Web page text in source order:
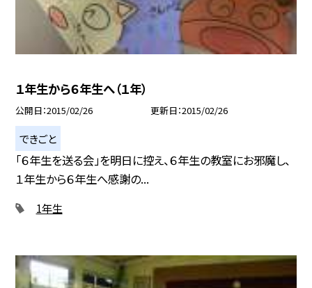
１年生から６年生へ（１年）
公開日 2015/02/26 更新日 2015/02/26
できごと
「６年生を送る会」を明日に控え、６年生の教室にお邪魔し、
１年生から６年生へ感謝の...
1年生